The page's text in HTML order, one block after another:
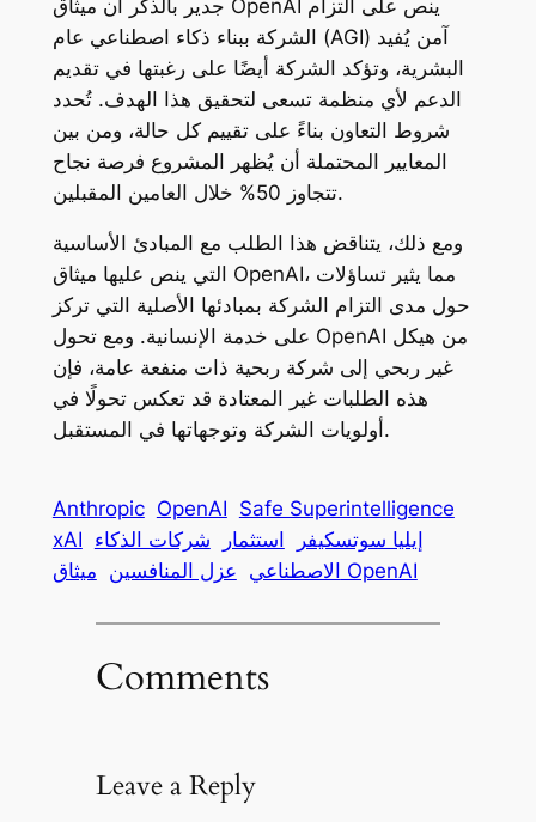
جدير بالذكر أن ميثاق OpenAI ينص على التزام
الشركة ببناء ذكاء اصطناعي عام (AGI) آمن يُفيد
البشرية، وتؤكد الشركة أيضًا على رغبتها في تقديم
الدعم لأي منظمة تسعى لتحقيق هذا الهدف. تُحدد
شروط التعاون بناءً على تقييم كل حالة، ومن بين
المعايير المحتملة أن يُظهر المشروع فرصة نجاح
تتجاوز 50% خلال العامين المقبلين.
ومع ذلك، يتناقض هذا الطلب مع المبادئ الأساسية
التي ينص عليها ميثاق OpenAI، مما يثير تساؤلات
حول مدى التزام الشركة بمبادئها الأصلية التي تركز
على خدمة الإنسانية. ومع تحول OpenAI من هيكل
غير ربحي إلى شركة ربحية ذات منفعة عامة، فإن
هذه الطلبات غير المعتادة قد تعكس تحولًا في
أولويات الشركة وتوجهاتها في المستقبل.
Anthropic OpenAI Safe Superintelligence
xAI
إيليا سوتسكيفر استثمار
شركات الذكاء
الاصطناعي عزل المنافسين ميثاق OpenAI
Comments
Leave a Reply